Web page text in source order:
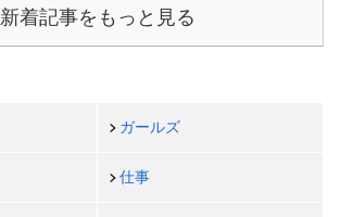
新着記事をもっと見る
ガールズ
仕事